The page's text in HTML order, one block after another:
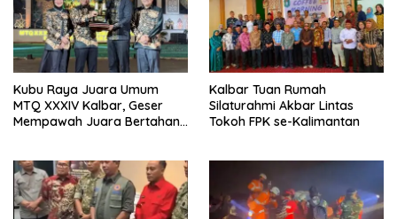
Kubu Raya Juara Umum
MTQ XXXIV Kalbar, Geser
Mempawah Juara Bertahan
Kalbar Tuan Rumah
Silaturahmi Akbar Lintas
Tokoh FPK se-Kalimantan